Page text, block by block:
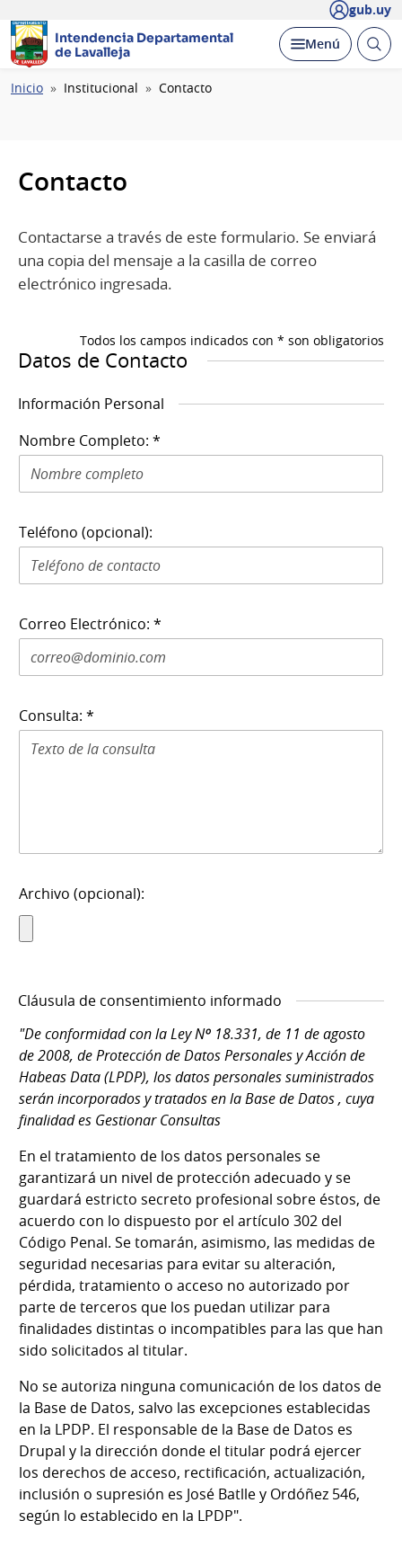
gub.uy
Intendencia Departamental
de Lavalleja
Desplegar
Menú Abrir
Ruta
Inicio Institucional Contacto
Contacto
Contactarse a través de este formulario. Se enviará
una copia del mensaje a la casilla de correo
electrónico ingresada.
Todos los campos indicados con * son obligatorios
Datos de Contacto
Información Personal
Nombre Completo: *
Teléfono (opcional):
Correo Electrónico: *
Consulta: *
Archivo (opcional):
Cláusula de consentimiento informado
"De conformidad con la Ley Nº 18.331, de 11 de agosto
de 2008, de Protección de Datos Personales y Acción de
Habeas Data (LPDP), los datos personales suministrados
serán incorporados y tratados en la Base de Datos , cuya
finalidad es Gestionar Consultas
En el tratamiento de los datos personales se
garantizará un nivel de protección adecuado y se
guardará estricto secreto profesional sobre éstos, de
acuerdo con lo dispuesto por el artículo 302 del
Código Penal. Se tomarán, asimismo, las medidas de
seguridad necesarias para evitar su alteración,
pérdida, tratamiento o acceso no autorizado por
parte de terceros que los puedan utilizar para
finalidades distintas o incompatibles para las que han
sido solicitados al titular.
No se autoriza ninguna comunicación de los datos de
la Base de Datos, salvo las excepciones establecidas
en la LPDP. El responsable de la Base de Datos es
Drupal y la dirección donde el titular podrá ejercer
los derechos de acceso, rectificación, actualización,
inclusión o supresión es José Batlle y Ordóñez 546,
según lo establecido en la LPDP".